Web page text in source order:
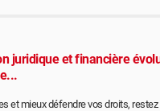
juridique et financière
et mieux défendre vos droits,